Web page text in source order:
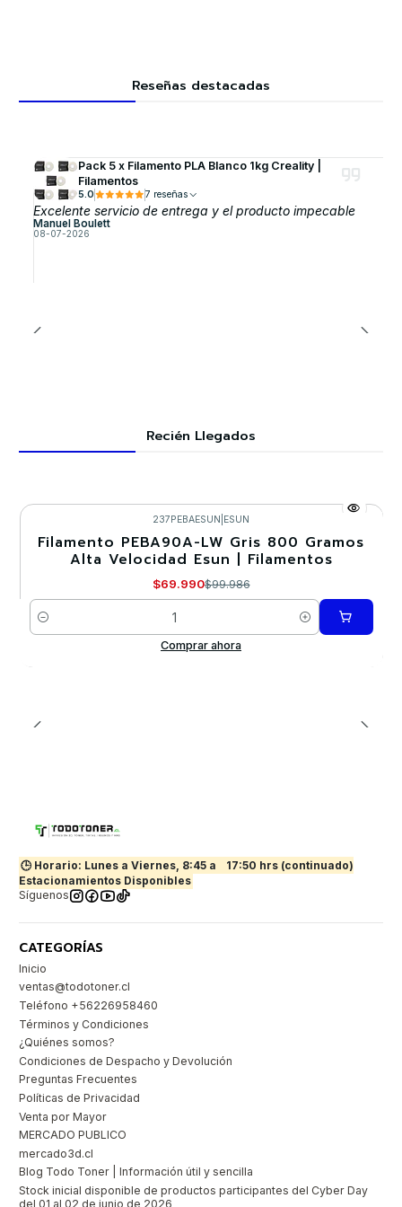
Reseñas destacadas
Pack 5 x Filamento PLA Blanco 1kg Creality |
Filamentos
5.0 7 reseñas
Excelente servicio de entrega y el producto impecable
Manuel Boulett
08-07-2026
Recién Llegados
-30%
237PEBAESUN ESUN
Filamento PEBA90A-LW Gris 800 Gramos
Alta Velocidad Esun | Filamentos
$69.990$99.986
Cantidad
Comprar ahora
🕒 Horario: Lunes a Viernes, 8:45 a
17:50 hrs (continuado)
Estacionamientos Disponibles
Síguenos
CATEGORÍAS
Inicio
ventas@todotoner.cl
Teléfono +56226958460
Términos y Condiciones
¿Quiénes somos?
Condiciones de Despacho y Devolución
Preguntas Frecuentes
Políticas de Privacidad
Venta por Mayor
MERCADO PUBLICO
mercado3d.cl
Blog Todo Toner | Información útil y sencilla
Stock inicial disponible de productos participantes del Cyber Day
del 01 al 02 de junio de 2026